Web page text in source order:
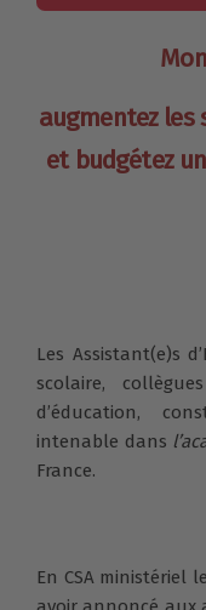
augmentez les
et budgétez
Les Assistant(e)s
scolaire,
d’éducation,
intenable dans
France.
En CSA ministériel